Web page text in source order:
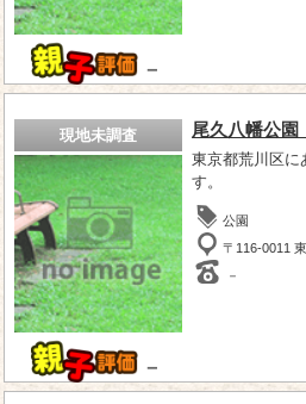
－
現地未調査
－
尾久八幡公園
東京都荒川区に
す。
公園
〒116-0011
－